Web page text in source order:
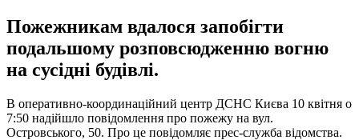
Пожежникам вдалося запобігти
подальшому розповсюдженню вогню
на сусідні будівлі.
В оперативно-координаційний центр ДСНС Києва 10 квітня о
7:50 надійшло повідомлення про пожежу на вул.
Островського, 50. Про це повідомляє прес-служба відомства.